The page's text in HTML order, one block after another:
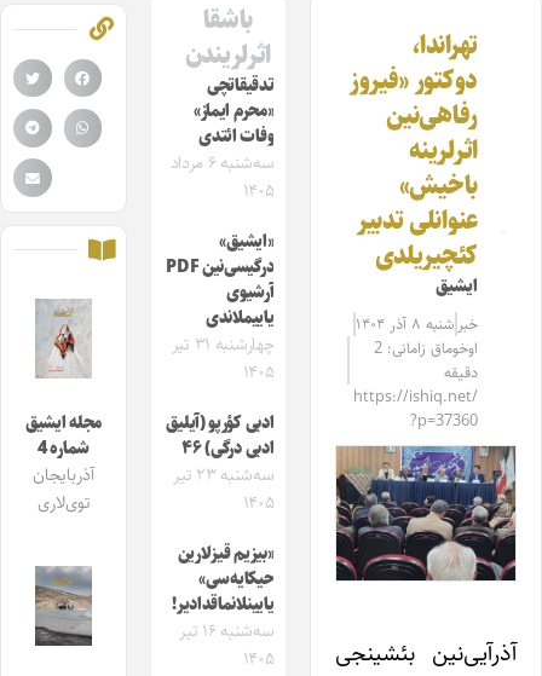
تهراندا،
دوکتور «فیروز
رفاهی‌نین
اثرلرینه
باخیش»
عنوانلی تدبیر
کئچیریلدی
ایشیق
خبر شنبه ۸ آذر ۱۴۰۴
اوخوماق زامانی: 2
دقیقه
https://ishiq.net/
?p=37360
آذرآیی‌نین بئشینجی
باشقا
اثرلریندن
تدقیقاتچی
«محرم ایماز»
وفات ائتدی
سه‌شنبه ۶ مرداد
۱۴۰۵
«ایشیق»
درگیسی‌نین PDF
آرشیوی
یاییملاندی
چهارشنبه ۳۱ تیر
۱۴۰۵
ادبی کؤرپو (آیلیق
ادبی درگی) ۴۶
سه‌شنبه ۲۳ تیر
۱۴۰۵
«بیزیم قیزلارین
حیکایه‌سی»
یایینلانماقدادیر!
سه‌شنبه ۱۶ تیر
۱۴۰۵
مجله ایشیق
شماره 4
آذربایجان
توی‌لاری